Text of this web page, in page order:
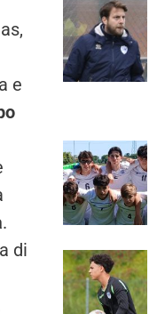
e
.
di